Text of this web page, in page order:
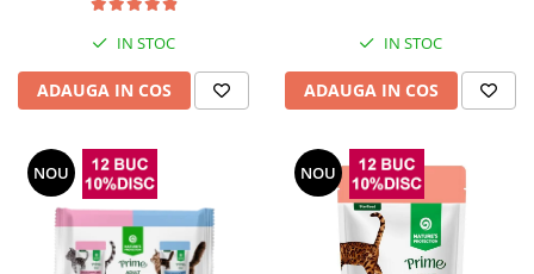
IN STOC
ADAUGA IN COS
IN STOC
ADAUGA IN COS
NOU NOU